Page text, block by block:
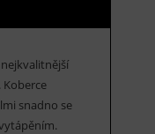
snadno se